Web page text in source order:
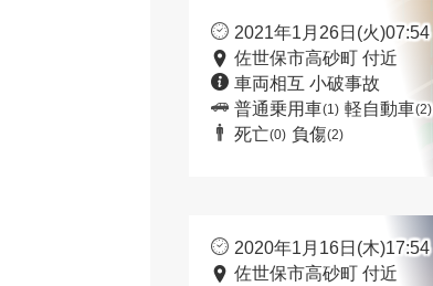
2021年1月26日(火)07:54
佐世保市高砂町 付近
車両相互 小破事故
普通乗用車(1) 軽自動車(2)
死亡(0) 負傷(2)
2020年1月16日(木)17:54
佐世保市高砂町 付近